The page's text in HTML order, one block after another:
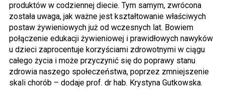
produktów w codziennej diecie. Tym samym, zwrócona
została uwaga, jak ważne jest kształtowanie właściwych
postaw żywieniowych już od wczesnych lat. Bowiem
połączenie edukacji żywieniowej i prawidłowych nawyków
u dzieci zaprocentuje korzyściami zdrowotnymi w ciągu
całego życia i może przyczynić się do poprawy stanu
zdrowia naszego społeczeństwa, poprzez zmniejszenie
skali chorób – dodaje prof. dr hab. Krystyna Gutkowska.